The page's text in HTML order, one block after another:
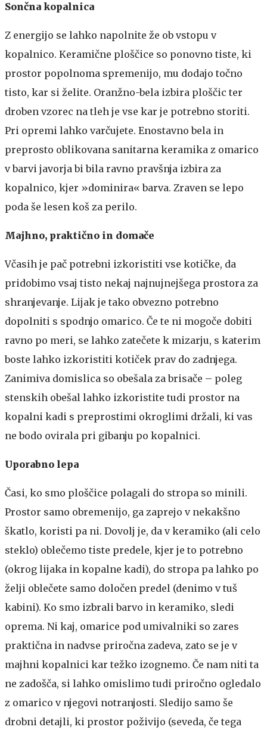
Sončna kopalnica
Z energijo se lahko napolnite že ob vstopu v
kopalnico. Keramične ploščice so ponovno tiste, ki
prostor popolnoma spremenijo, mu dodajo točno
tisto, kar si želite. Oranžno-bela izbira ploščic ter
droben vzorec na tleh je vse kar je potrebno storiti.
Pri opremi lahko varčujete. Enostavno bela in
preprosto oblikovana sanitarna keramika z omarico
v barvi javorja bi bila ravno pravšnja izbira za
kopalnico, kjer »dominira« barva. Zraven se lepo
poda še lesen koš za perilo.
Majhno, praktično in domače
Včasih je pač potrebni izkoristiti vse kotičke, da
pridobimo vsaj tisto nekaj najnujnejšega prostora za
shranjevanje. Lijak je tako obvezno potrebno
dopolniti s spodnjo omarico. Če te ni mogoče dobiti
ravno po meri, se lahko zatečete k mizarju, s katerim
boste lahko izkoristiti kotiček prav do zadnjega.
Zanimiva domislica so obešala za brisače – poleg
stenskih obešal lahko izkoristite tudi prostor na
kopalni kadi s preprostimi okroglimi držali, ki vas
ne bodo ovirala pri gibanju po kopalnici.
Uporabno lepa
Časi, ko smo ploščice polagali do stropa so minili.
Prostor samo obremenijo, ga zaprejo v nekakšno
škatlo, koristi pa ni. Dovolj je, da v keramiko (ali celo
steklo) oblečemo tiste predele, kjer je to potrebno
(okrog lijaka in kopalne kadi), do stropa pa lahko po
želji oblečete samo določen predel (denimo v tuš
kabini). Ko smo izbrali barvo in keramiko, sledi
oprema. Ni kaj, omarice pod umivalniki so zares
praktična in nadvse priročna zadeva, zato se je v
majhni kopalnici kar težko izognemo. Če nam niti ta
ne zadošča, si lahko omislimo tudi priročno ogledalo
z omarico v njegovi notranjosti. Sledijo samo še
drobni detajli, ki prostor poživijo (seveda, če tega